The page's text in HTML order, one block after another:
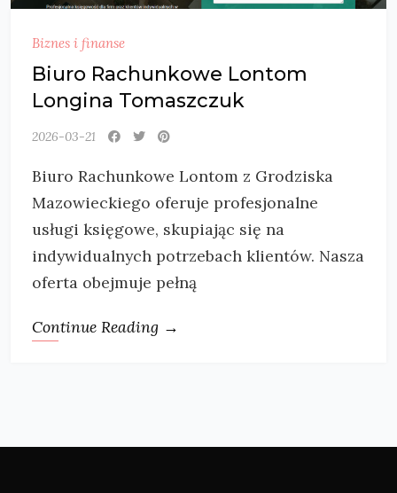
Biznes i finanse
Biuro Rachunkowe Lontom
Longina Tomaszczuk
2026-03-21
Biuro Rachunkowe Lontom z Grodziska
Mazowieckiego oferuje profesjonalne
usługi księgowe, skupiając się na
indywidualnych potrzebach klientów. Nasza
oferta obejmuje pełną
Continue Reading →